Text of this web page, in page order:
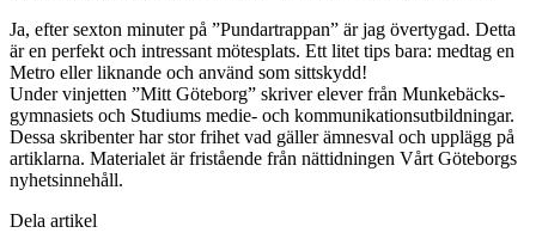
Ja, efter sexton minuter på ”Pundartrappan” är jag övertygad. Detta
är en perfekt och intressant mötesplats. Ett litet tips bara: medtag en
Metro eller liknande och använd som sittskydd!
Under vinjetten ”Mitt Göteborg” skriver elever från Munkebäcks-
gymnasiets och Studiums medie- och kommunikationsutbildningar.
Dessa skribenter har stor frihet vad gäller ämnesval och upplägg på
artiklarna. Materialet är fristående från nättidningen Vårt Göteborgs
nyhetsinnehåll.
Dela artikel